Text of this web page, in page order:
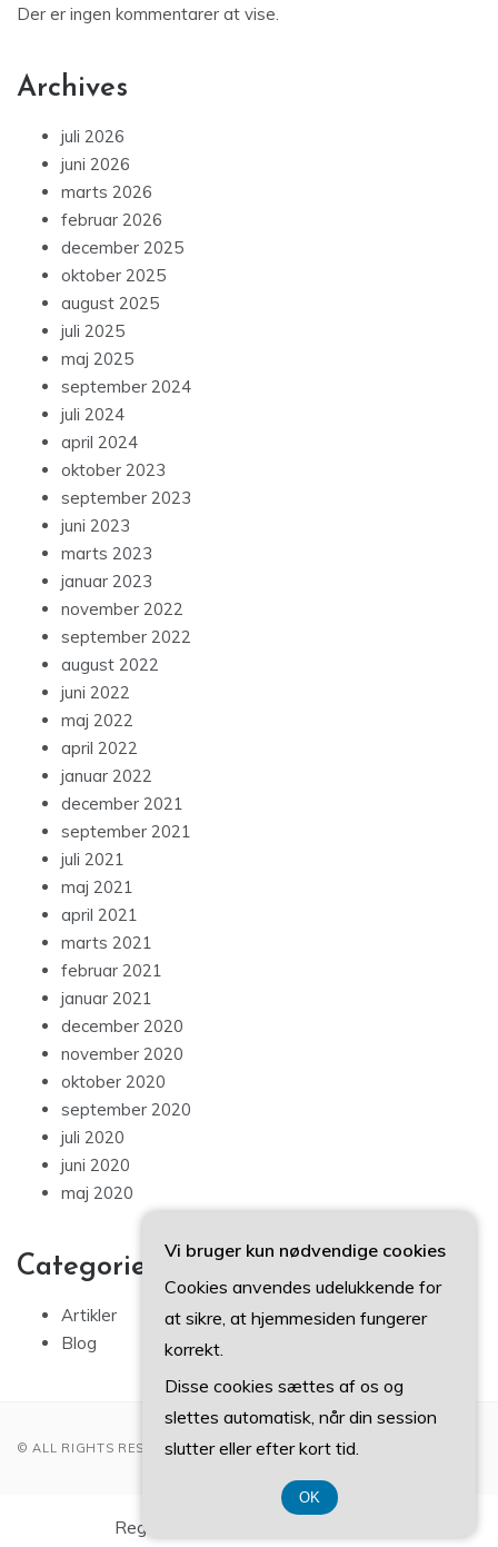
Der er ingen kommentarer at vise.
Archives
juli 2026
juni 2026
marts 2026
februar 2026
december 2025
oktober 2025
august 2025
juli 2025
maj 2025
september 2024
juli 2024
april 2024
oktober 2023
september 2023
juni 2023
marts 2023
januar 2023
november 2022
september 2022
august 2022
juni 2022
maj 2022
april 2022
januar 2022
december 2021
september 2021
juli 2021
maj 2021
april 2021
marts 2021
februar 2021
januar 2021
december 2020
november 2020
oktober 2020
september 2020
juli 2020
juni 2020
maj 2020
Categories
Artikler
Blog
© ALL RIGHTS RESERVED 2022
Registreringsnummer 374 077 39
Vi bruger kun nødvendige cookies
Cookies anvendes udelukkende for
at sikre, at hjemmesiden fungerer
korrekt.
Disse cookies sættes af os og
slettes automatisk, når din session
slutter eller efter kort tid.
OK